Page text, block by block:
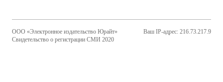
ООО «Электронное издательство Юрайт»
Свидетельство о регистрации СМИ 2020
Ваш IP-адрес: 216.73.217.9